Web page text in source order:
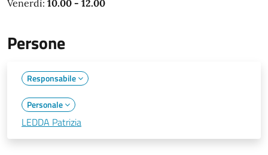
Venerdì: 10.00 - 12.00
Persone
Responsabile
Personale
LEDDA Patrizia